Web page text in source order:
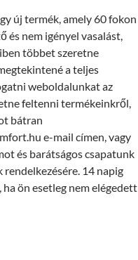
új termék, amely 60 fokon
és nem igényel vasalást,
többet szeretne
a teljes
weboldalunkat az
feltenni termékeinkről,
bátran
e-mail címen, vagy
és barátságos csapatunk
rendelkezésére. 14 napig
ön esetleg nem elégedett